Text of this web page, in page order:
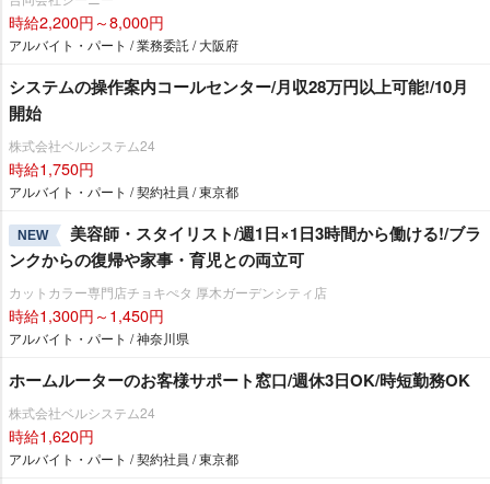
時給2,200円～8,000円
アルバイト・パート / 業務委託 / 大阪府
システムの操作案内コールセンター/月収28万円以上可能!/10月
開始
株式会社ベルシステム24
時給1,750円
アルバイト・パート / 契約社員 / 東京都
NEW
美容師・スタイリスト/週1日×1日3時間から働ける!/ブラ
ンクからの復帰や家事・育児との両立可
カットカラー専門店チョキぺタ 厚木ガーデンシティ店
時給1,300円～1,450円
アルバイト・パート / 神奈川県
ホームルーターのお客様サポート窓口/週休3日OK/時短勤務OK
株式会社ベルシステム24
時給1,620円
アルバイト・パート / 契約社員 / 東京都